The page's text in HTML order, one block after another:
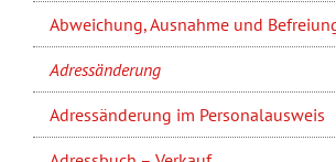
Abweichung, Ausnahme und
Adressänderung
Adressänderung im Personalausweis